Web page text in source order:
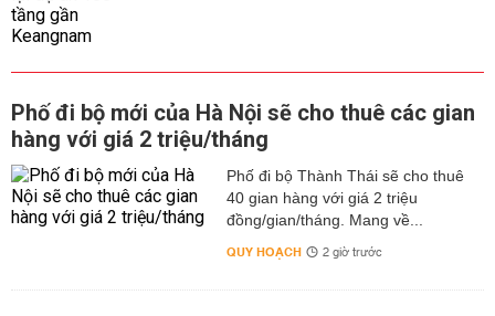
Phố đi bộ mới của Hà Nội sẽ cho thuê các gian
hàng với giá 2 triệu/tháng
Phố đi bộ Thành Thái sẽ cho thuê
40 gian hàng với giá 2 triệu
đồng/gian/tháng. Mang về...
QUY HOẠCH 2 giờ trước